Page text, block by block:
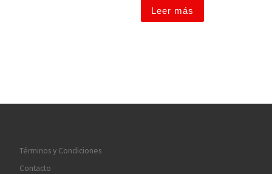
Leer más
Términos y Condiciones
Contacto